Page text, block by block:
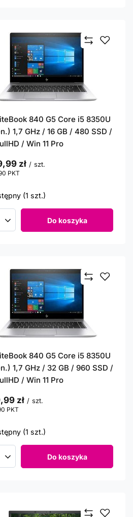
840 G5 Core i5 8350U
1,7 GHz / 16 GB / 480 SSD /
/ Win 11 Pro
zł / szt.
PKT
(1 szt.)
produktów Do koszyka
840 G5 Core i5 8350U
1,7 GHz / 32 GB / 960 SSD /
/ Win 11 Pro
zł / szt.
PKT
(1 szt.)
produktów Do koszyka